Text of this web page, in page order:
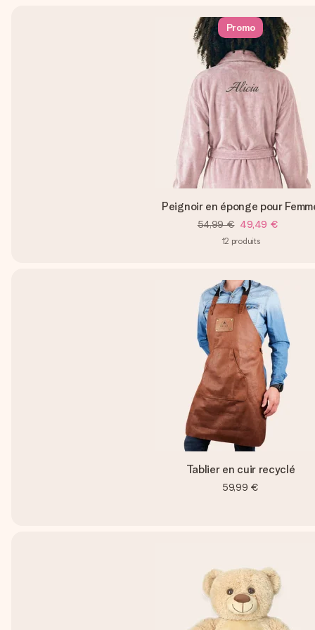
Promo
Peignoir en éponge pour
54,99 € 49,49 €
12 produits
Tablier en cuir recyclé
59,99 €